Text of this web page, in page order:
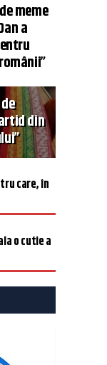
meme
a
din
care, în
o cutie a